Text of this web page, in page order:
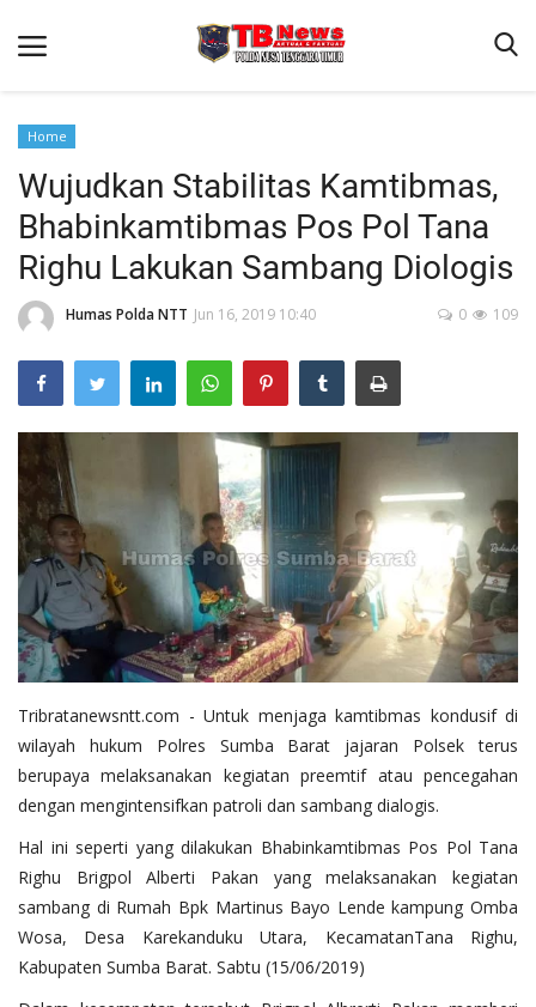
Beranda
Binkam
Terms & Conditions
Reskrim
Lantas
Polisi Kita
Mitra Polisi
Giat Ops
Link Polda NTT
Home
Wujudkan Stabilitas Kamtibmas,
Bhabinkamtibmas Pos Pol Tana
Righu Lakukan Sambang Diologis
Humas Polda NTT Jun 16, 2019 10:40 109
0
Tribratanewsntt.com - Untuk menjaga kamtibmas kondusif di
wilayah hukum Polres Sumba Barat jajaran Polsek terus
berupaya melaksanakan kegiatan preemtif atau pencegahan
dengan mengintensifkan patroli dan sambang dialogis.
Hal ini seperti yang dilakukan Bhabinkamtibmas Pos Pol Tana
Righu Brigpol Alberti Pakan yang melaksanakan kegiatan
sambang di Rumah Bpk Martinus Bayo Lende kampung Omba
Wosa, Desa Karekanduku Utara, KecamatanTana Righu,
Kabupaten Sumba Barat. Sabtu (15/06/2019)